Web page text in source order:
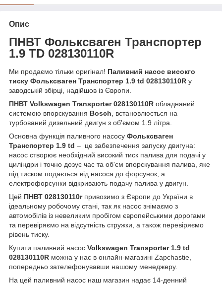
Опис
ПНВТ Фольксваген Транспортер
1.9 TD 028130110R
Ми продаємо тільки оригінал! Паливний насос високго
тиску Фольксваген Транспортер 1.9 td 028130110R у
заводській збірці, надійшов із Європи.
ПНВТ Volkswagen Transporter 028130110R обладнаний
системою впорскування Bosch, встановлюється на
турбований дизельний двигун з об'ємом 1.9 літра.
Основна функція паливного насосу Фольксваген
Транспортер 1.9 td – це забезпечення запуску двигуна:
насос створює необхідний високий тиск палива для подачі у
циліндри і точно дозує час та об'єм впорскування палива, яке
під тиском подається від насоса до форсунок, а
електрофорсунки відкривають подачу палива у двигун.
Цей ПНВТ 028130110r привозимо з Європи до України в
ідеальному робочому стані, так як насос знімаємо з
автомобілів із невеликим пробігом європейськими дорогами
та перевіряємо на відсутність стружки, а також перевіряємо
рівень тиску.
Купити паливний насос Volkswagen Transporter 1.9 td
028130110R можна у нас в онлайн-магазині Zapchastie,
попередньо зателефонувавши нашому менеджеру.
На цей паливний насос наш магазин надає 14-денний